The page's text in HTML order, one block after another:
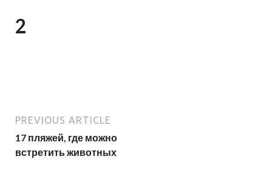
2
PREVIOUS ARTICLE
17 пляжей, где можно
встретить животных